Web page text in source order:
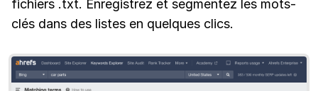
fichiers .txt. Enregistrez et segmentez les mots-
clés dans des listes en quelques clics.